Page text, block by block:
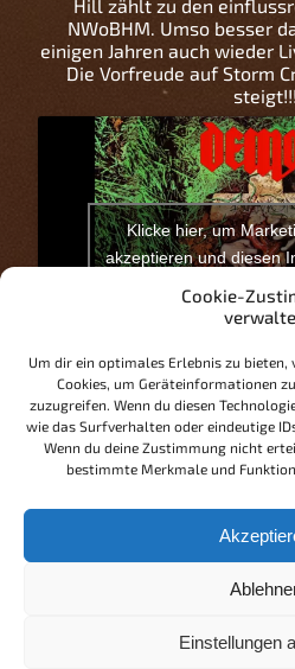
Cookie-
Um dir ein optimales Erlebnis zu bieten,
Cookies, um Geräteinformationen
zuzugreifen. Wenn du diesen
wie das Surfverhalten oder eindeutige
Wenn du deine Zustimmung nicht
bestimmte Merkmale und
Einstellungen
Hill zählt zu den
NWoBHM. Umso besser
einigen Jahren auch wieder
Die Vorfreude auf Storm
steigt!!!
Klicke hier, um
akzeptieren und diesen